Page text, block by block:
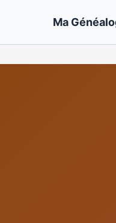
Ma